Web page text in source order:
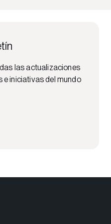
las actualizaciones
e iniciativas del mundo